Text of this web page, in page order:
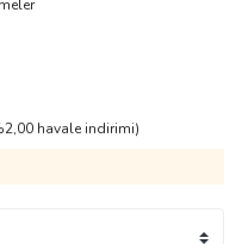
havale indirimi)